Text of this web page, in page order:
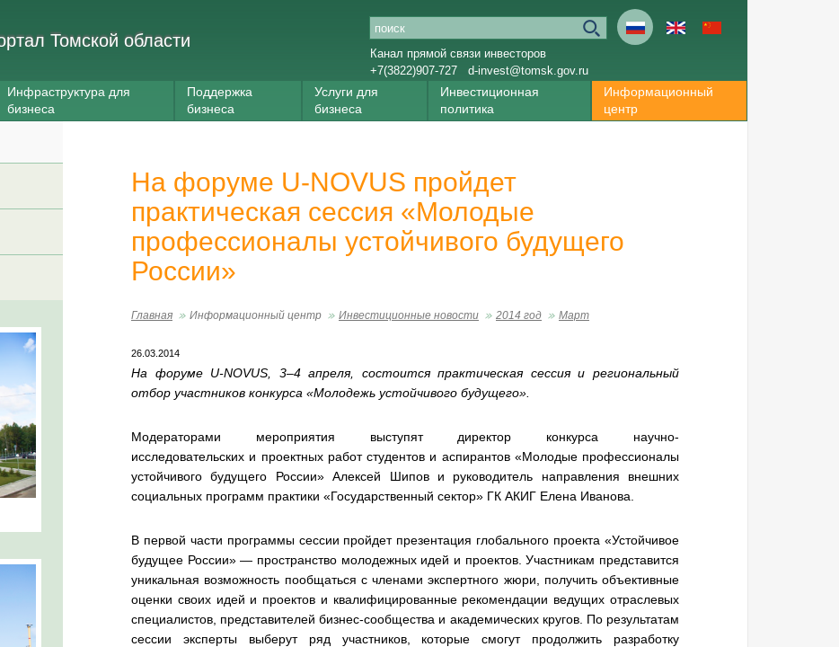
Томской области
Канал прямой связи инвесторов
+7(3822)907-727
d-invest@tomsk.gov.ru
Инфраструктура для
бизнеса
Поддержка
бизнеса
Услуги для
бизнеса
Инвестиционная
политика
Информационный
центр
На форуме U-NOVUS пройдет
практическая сессия «Молодые
профессионалы устойчивого будущего
России»
Главная Информационный центр Инвестиционные новости 2014 год Март
26.03.2014
На форуме U-NOVUS 3–4апреля, состоится практическая сессия и региональный
отбор участников конкурса «Молодежь устойчивого будущего».
Модераторами мероприятия выступят директор конкурса научно-
исследовательских и проектных работ студентов и аспирантов «Молодые профессионалы
устойчивого будущего России» Алексей Шипов и руководитель направления внешних
социальных программ практики «Государственный сектор» ГК АКИГ Елена Иванова.
В первой части программы сессии пройдет презентация глобального проекта «Устойчивое
будущее России» — пространство молодежных идей и проектов. Участникам представится
уникальная возможность пообщаться с членами экспертного жюри, получить объективные
оценки своих идей и проектов и квалифицированные рекомендации ведущих отраслевых
специалистов, представителейбизнес-сообщества и академических кругов. По результатам
сессии эксперты выберут ряд участников, которые смогут продолжить разработку